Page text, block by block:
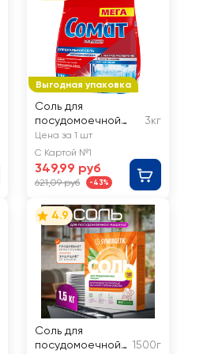
Выгодная упаковка
Соль для
посудомоечной
машины СОМАТ
3кг
Цена за 1 шт
С Картой №1
349,99 руб
621,09 руб -43%
4.9
Соль для
посудомоечной
1500г